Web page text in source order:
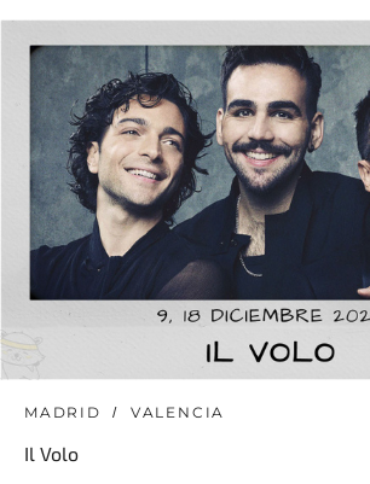
MADRID VALENCIA
Il Volo